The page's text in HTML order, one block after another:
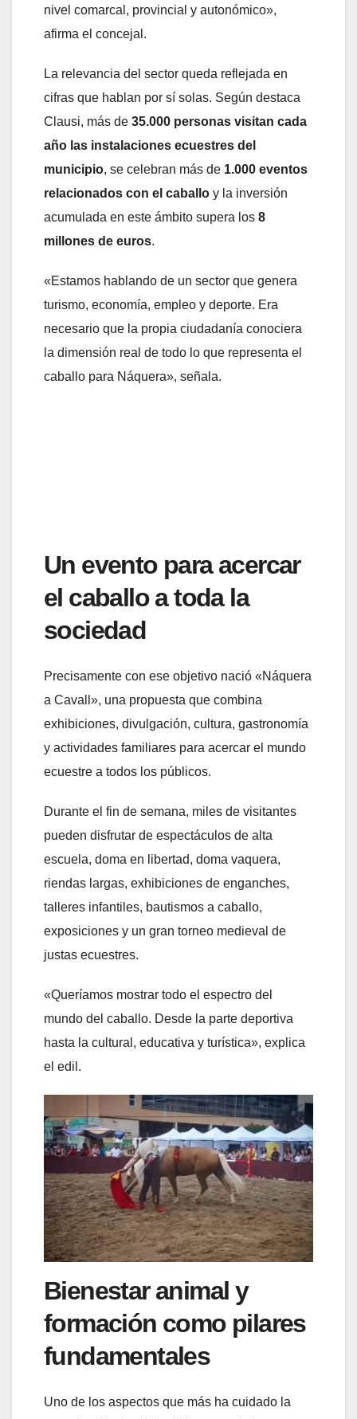
nivel comarcal, provincial y autonómico»,
afirma el concejal.
La relevancia del sector queda reflejada en
cifras que hablan por sí solas. Según destaca
Clausi, más de 35.000 personas visitan cada
año las instalaciones ecuestres del
municipio, se celebran más de 1.000 eventos
relacionados con el caballo y la inversión
acumulada en este ámbito supera los 8
millones de euros.
«Estamos hablando de un sector que genera
turismo, economía, empleo y deporte. Era
necesario que la propia ciudadanía conociera
la dimensión real de todo lo que representa el
caballo para Náquera», señala.
Un evento para acercar
el caballo a toda la
sociedad
Precisamente con ese objetivo nació «Náquera
a Cavall», una propuesta que combina
exhibiciones, divulgación, cultura, gastronomía
y actividades familiares para acercar el mundo
ecuestre a todos los públicos.
Durante el fin de semana, miles de visitantes
pueden disfrutar de espectáculos de alta
escuela, doma en libertad, doma vaquera,
riendas largas, exhibiciones de enganches,
talleres infantiles, bautismos a caballo,
exposiciones y un gran torneo medieval de
justas ecuestres.
«Queríamos mostrar todo el espectro del
mundo del caballo. Desde la parte deportiva
hasta la cultural, educativa y turística», explica
el edil.
Bienestar animal y
formación como pilares
fundamentales
Uno de los aspectos que más ha cuidado la